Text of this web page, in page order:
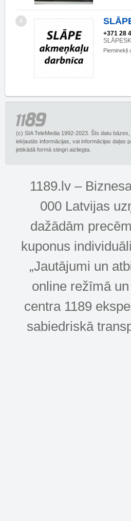
4
+371 28
Pieminekļi
(c) SIA TeleMedia 1992-2023. Šīs datu
iekļautās informācijas, vai informācijas daļas
jebkādā formā stingri aizliegta.
1189.lv –
000 Latvijas
dažādām
kuponus
„Jautājumi un
online režīmā
centra 1189
sabiedriskā